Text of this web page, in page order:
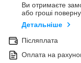
Ви отримаєте
або гроші
Детальніше
Післяплата
Оплата на